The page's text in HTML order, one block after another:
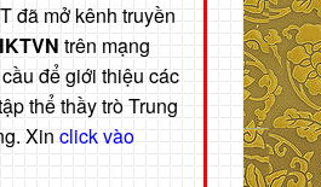
đã mở kênh truyền
trên mạng
để giới thiệu các
thể thầy trò Trung
Xin click vào